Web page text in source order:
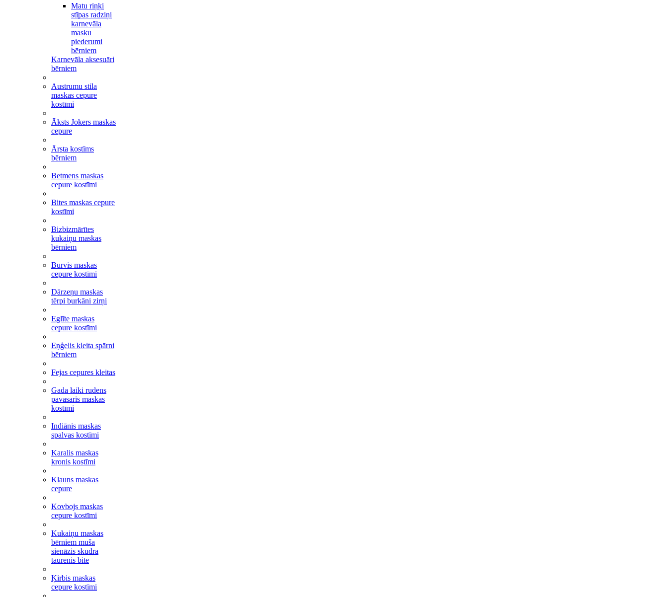
Matu riņķi
stīpas radziņi
karnevāla
masku
piederumi
bērniem
Karnevāla aksesuāri
bērniem
Austrumu stila
maskas cepure
kostīmi
Āksts Jokers maskas
cepure
Ārsta kostīms
bērniem
Betmens maskas
cepure kostīmi
Bites maskas cepure
kostīmi
Bizbizmārītes
kukaiņu maskas
bērniem
Burvis maskas
cepure kostīmi
Dārzeņu maskas
tērpi burkāni zirņi
Eglīte maskas
cepure kostīmi
Eņģelis kleita spārni
bērniem
Fejas cepures kleitas
Gada laiki rudens
pavasaris maskas
kostīmi
Indiānis maskas
spalvas kostīmi
Karalis maskas
kronis kostīmi
Klauns maskas
cepure
Kovbojs maskas
cepure kostīmi
Kukaiņu maskas
bērniem muša
sienāzis skudra
taurenis bite
Ķirbis maskas
cepure kostīmi